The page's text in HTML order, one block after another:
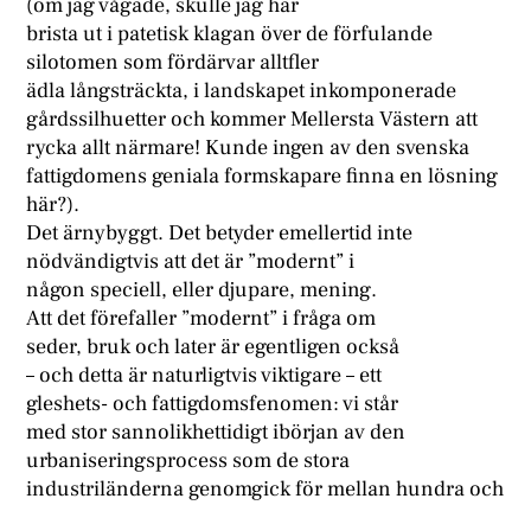
(om jag vågade, skulle jag här
brista ut i patetisk klagan över de förfulande
silotomen som fördärvar alltfler
ädla långsträckta, i landskapet inkomponerade
gårdssilhuetter och kommer Mellersta Västern att
rycka allt närmare! Kunde ingen av den svenska
fattigdomens geniala formskapare finna en lösning
här?).
Det ärnybyggt. Det betyder emellertid inte
nödvändigtvis att det är ”modernt” i
någon speciell, eller djupare, mening.
Att det förefaller ”modernt” i fråga om
seder, bruk och later är egentligen också
– och detta är naturligtvis viktigare – ett
gleshets- och fattigdomsfenomen: vi står
med stor sannolikhettidigt ibörjan av den
urbaniseringsprocess som de stora
industriländerna genomgick för mellan hundra och